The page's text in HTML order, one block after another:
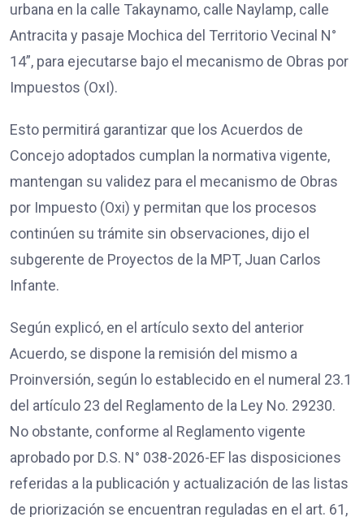
urbana en la calle Takaynamo, calle Naylamp, calle
Antracita y pasaje Mochica del Territorio Vecinal N°
14”, para ejecutarse bajo el mecanismo de Obras por
Impuestos (OxI).
Esto permitirá garantizar que los Acuerdos de
Concejo adoptados cumplan la normativa vigente,
mantengan su validez para el mecanismo de Obras
por Impuesto (Oxi) y permitan que los procesos
continúen su trámite sin observaciones, dijo el
subgerente de Proyectos de la MPT, Juan Carlos
Infante.
Según explicó, en el artículo sexto del anterior
Acuerdo, se dispone la remisión del mismo a
Proinversión, según lo establecido en el numeral 23.1
del artículo 23 del Reglamento de la Ley No. 29230.
No obstante, conforme al Reglamento vigente
aprobado por D.S. N° 038-2026-EF las disposiciones
referidas a la publicación y actualización de las listas
de priorización se encuentran reguladas en el art. 61,